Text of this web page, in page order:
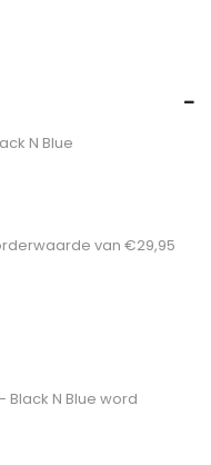
N Blue
van €29,95
Black N Blue word